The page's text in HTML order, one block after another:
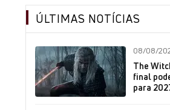
ÚLTIMAS NOTÍCIAS
08/08/
The
final
para